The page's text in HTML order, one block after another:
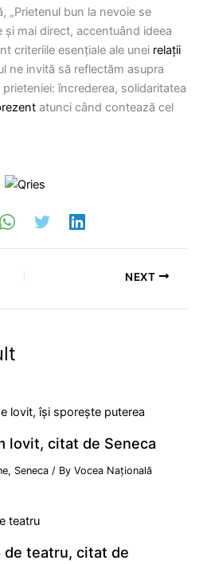
„Prietenul bun la nevoie se
și mai direct, accentuând ideea
criteriile esențiale ale unei relații
ne invită să reflectăm asupra
încrederea, solidaritatea
atunci când contează cel
NEXT
lovit, citat de Seneca
, Seneca / ByVocea Națională
de teatru, citat de